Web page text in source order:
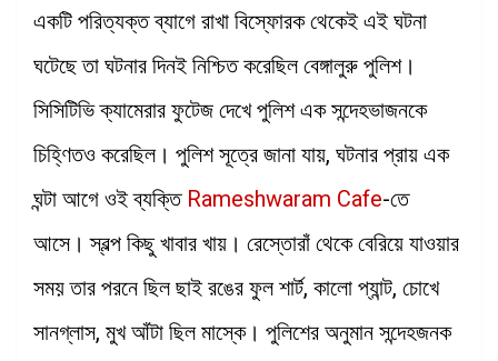
একটি পরিত্যক্ত ব্যাগে রাখা বিস্ফোরক থেকেই এই ঘটনা
ঘটেছে তা ঘটনার দিনই নিশ্চিত করেছিল বেঙ্গালুরু পুলিশ।
সিসিটিভি ক্যামেরার ফুটেজ দেখে পুলিশ এক সন্দেহভাজনকে
চিহ্ণিতও করেছিল। পুলিশ সূত্রে জানা যায়, ঘটনার প্রায় এক
ঘন্টা আগে ওই ব্যক্তি Rameshwaram Cafe-তে
আসে। স্বল্প কিছু খাবার খায়। রেস্তোরাঁ থেকে বেরিয়ে যাওয়ার
সময় তার পরনে ছিল ছাই রঙের ফুল শার্ট, কালো প্যান্ট, চোখে
সানগ্লাস, মুখ আঁটা ছিল মাস্কে। পুলিশের অনুমান সন্দেহজনক